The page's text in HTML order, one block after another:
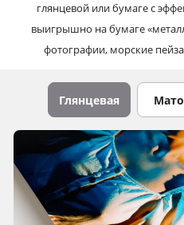
глянцевой или бумаге с
выигрышно на бумаге
фотографии, морские
Глянцевая